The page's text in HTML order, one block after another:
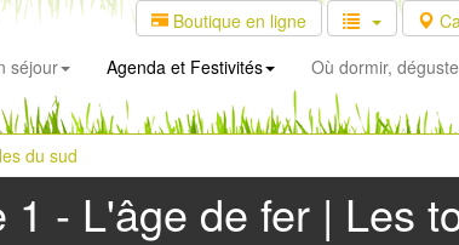
Boutique en ligne
séjour Agenda et Festivités Où dormir,
du sud
- L'âge de fer | Les